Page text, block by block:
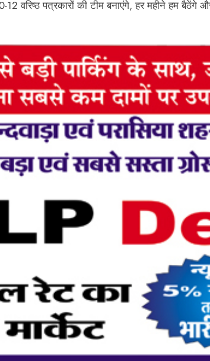
12 वरिष्ठ पत्रकारों की टीम बनाएंगे, हर महीने हम